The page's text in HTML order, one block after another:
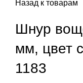
Назад к товарам
Шнур
мм, цвет
1183